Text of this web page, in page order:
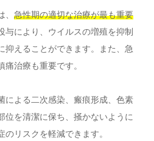
急性期の適切な治療が最も重要
与により、ウイルスの増殖を抑制
抑えることができます。また、急
治療も重要です。
による二次感染、瘢痕形成、色素
位を清潔に保ち、掻かないように
リスクを軽減できます。